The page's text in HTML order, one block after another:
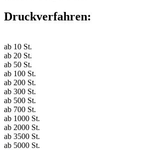
Druckverfahren:
ab 10 St.
ab 20 St.
ab 50 St.
ab 100 St.
ab 200 St.
ab 300 St.
ab 500 St.
ab 700 St.
ab 1000 St.
ab 2000 St.
ab 3500 St.
ab 5000 St.